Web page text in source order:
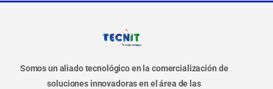
Somos un aliado tecnológico en la comercialización de
soluciones innovadoras en el área de las